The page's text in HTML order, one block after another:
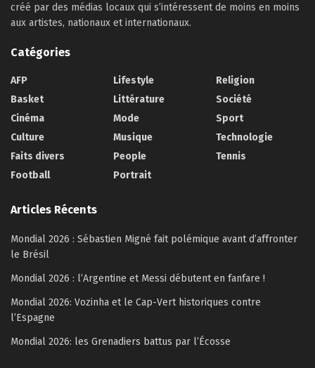
créé par des médias locaux qui s’intéressent de moins en moins
aux artistes, nationaux et internationaux.
Catégories
AFP
Basket
Cinéma
Culture
Faits divers
Football
Lifestyle
Littérature
Mode
Musique
People
Portrait
Religion
Société
Sport
Technologie
Tennis
Articles Récents
Mondial 2026 : Sébastien Migné fait polémique avant d’affronter
le Brésil
Mondial 2026 : l’Argentine et Messi débutent en fanfare !
Mondial 2026: Vozinha et le Cap-Vert historiques contre
l’Espagne
Mondial 2026: les Grenadiers battus par l’Écosse